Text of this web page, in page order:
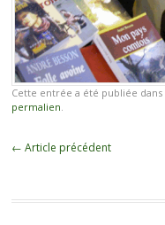
Cette entrée a été publiée dans
permalien.
Navigation des articles
← Article précédent